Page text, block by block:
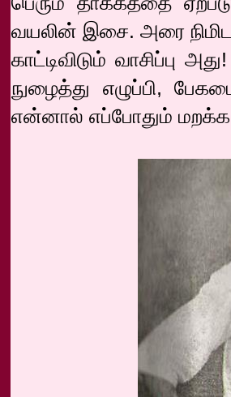
வயலின் இசை. அரை
காட்டிவிடும் வாசிப்பு
நுழைத்து எழுப்பி,
என்னால் எப்போதும் மறக்க